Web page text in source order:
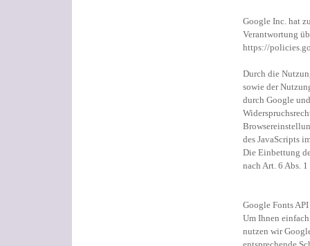
Google Inc. hat
Verantwortung
https://
Durch die
sowie der
durch Google
des JavaScripts
Die Einbettung
nach Art. 6 Abs.
Google Fonts API
Um Ihnen
nutzen wir